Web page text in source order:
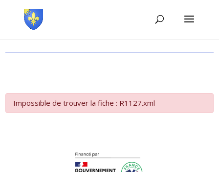
Impossible de trouver la fiche : R1127.xml